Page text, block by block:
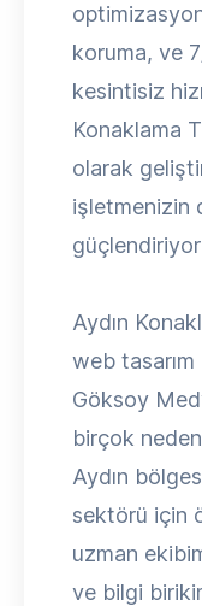
koruma, ve
kesintisiz
Konaklama
olarak
işletmenizin
Aydın
web tasarım
Göksoy
birçok
Aydın
sektörü için
uzman
ve bilgi